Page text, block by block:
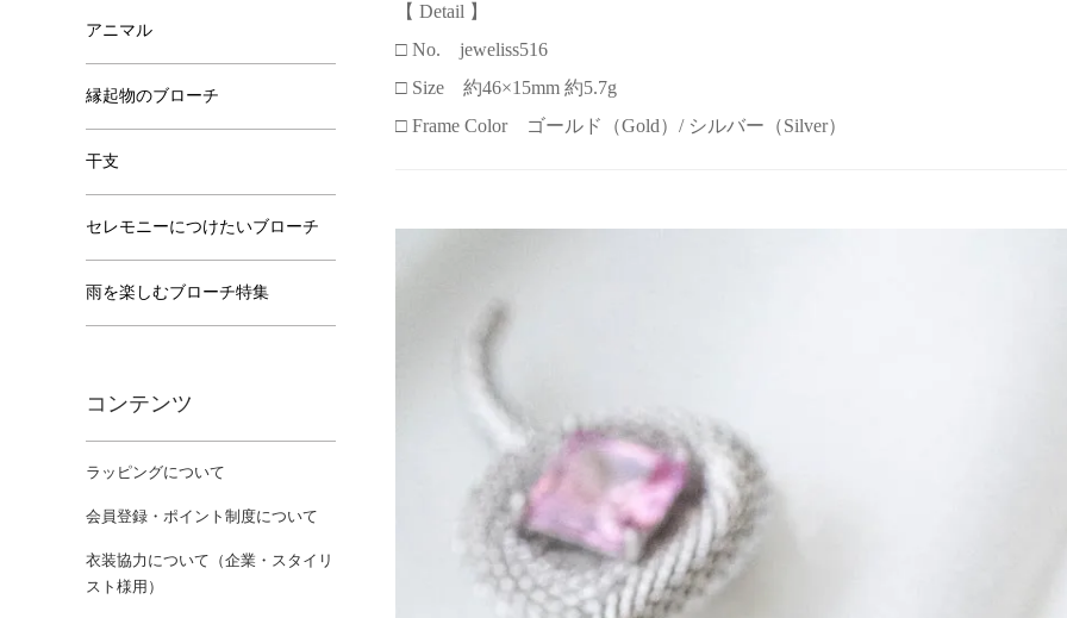
【 Detail 】
□ No. jeweliss516
□ Size 約46×15mm 約5.7g
□ Frame Color ゴールド（Gold）/ シルバー（Silver）
アニマル
縁起物のブローチ
干支
セレモニーにつけたいブローチ
雨を楽しむブローチ特集
コンテンツ
ラッピングについて
会員登録・ポイント制度について
衣装協力について（企業・スタイリ
スト様用）